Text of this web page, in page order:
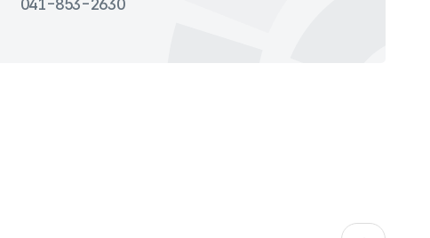
041-853-2630
공지사항 더보